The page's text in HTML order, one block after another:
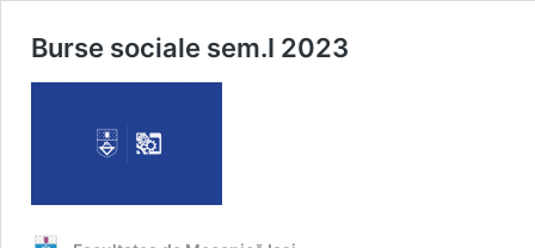
Burse sociale sem.I 2023